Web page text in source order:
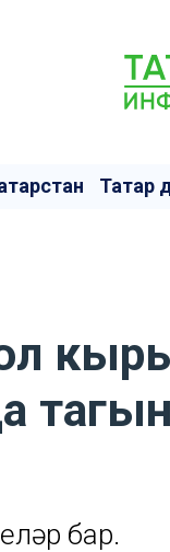
Татар
бар.